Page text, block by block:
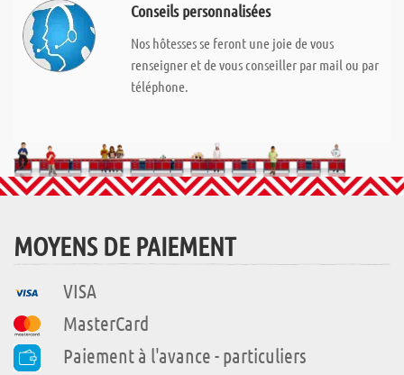
Conseils personnalisées
Nos hôtesses se feront une joie de vous
renseigner et de vous conseiller par mail ou par
téléphone.
MOYENS DE PAIEMENT
VISA
MasterCard
Paiement à l'avance - particuliers